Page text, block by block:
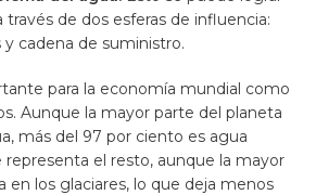
través de dos esferas de influencia:
cadena de suministro.
para la economía mundial como
Aunque la mayor parte del planeta
más del 97 por ciento es agua
representa el resto, aunque la mayor
en los glaciares, lo que deja menos